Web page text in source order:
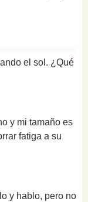
el sol. ¿Qué
y mi tamaño es
fatiga a su
y hablo, pero no